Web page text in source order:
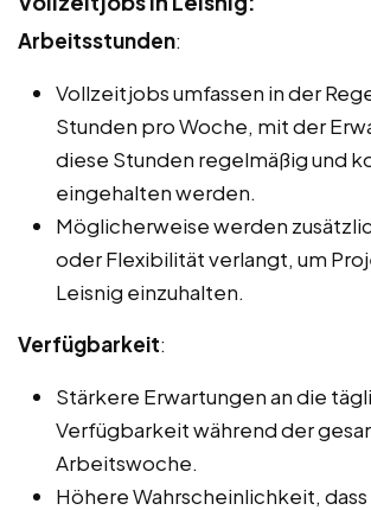
Arbeitsstunden:
Vollzeitjobs umfassen in der
Stunden pro Woche, mit der
diese Stunden regelmäßig und
eingehalten werden.
Möglicherweise werden
oder Flexibilität verlangt, um
Leisnig einzuhalten.
Verfügbarkeit:
Stärkere Erwartungen an die
Verfügbarkeit während der
Arbeitswoche.
Höhere Wahrscheinlichkeit,